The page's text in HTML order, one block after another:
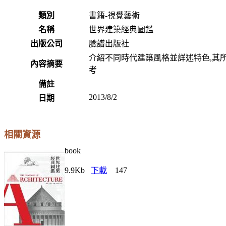
類別
書籍-視覺藝術
名稱
世界建築經典圖鑑
出版公司
臉譜出版社
內容摘要
介紹不同時代建築風格並詳述特色,其
考
備註
日期
2013/8/2
相關資源
book
9.9Kb 下載 147